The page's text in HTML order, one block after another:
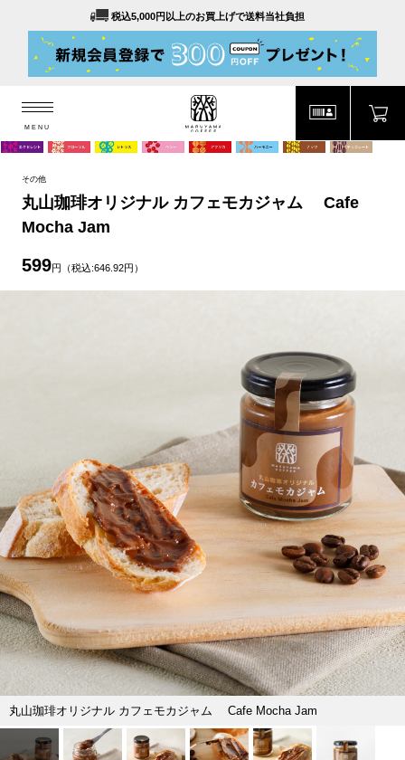
税込5,000円以上のお買上げで送料当社負担
MENU
MENU
その他
丸山珈琲オリジナル カフェモカジャム Cafe
Mocha Jam
599円（税込:646.92円）
丸山珈琲オリジナル カフェモカジャム Cafe Mocha Jam